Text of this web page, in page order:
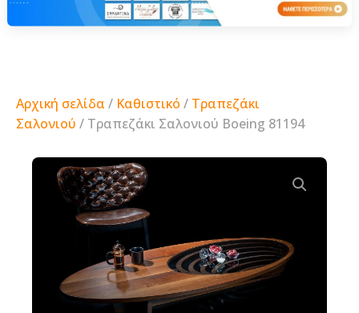
Αρχική σελίδα / Καθιστικό / Τραπεζάκι
Σαλονιού / Τραπεζάκι Σαλονιού Boeing 81194